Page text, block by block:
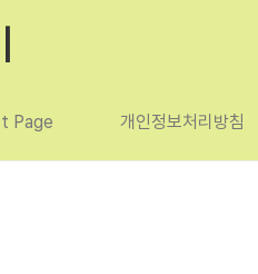
Page 개인정보처리방침